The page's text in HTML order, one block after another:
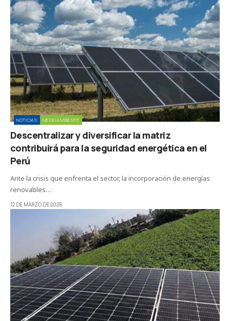
NOTICIAS MEDIOAMBIENTE
Descentralizar y diversificar la matriz
contribuirá para la seguridad energética en el
Perú
Ante la crisis que enfrenta el sector, la incorporación de energías
renovables…
12 DE MARZO DE 2026